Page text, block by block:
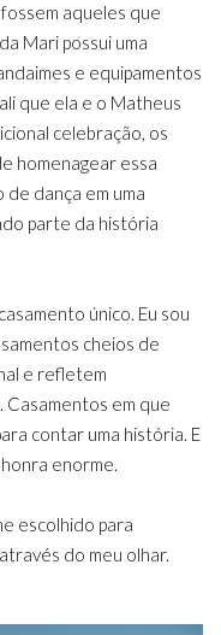
aqueles que
Mari possui uma
e equipamentos
que ela e o Matheus
celebração, os
homenagear essa
dança em uma
parte da história
único. Eu sou
cheios de
e refletem
em que
contar uma história. E
enorme.
escolhido para
do meu olhar.